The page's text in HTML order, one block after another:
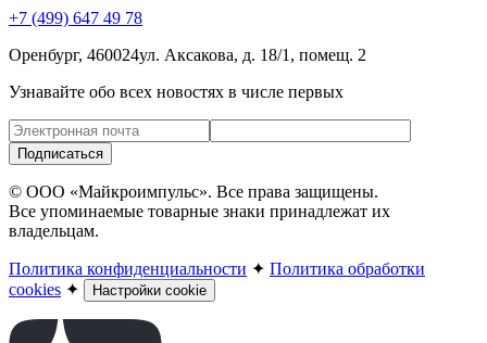
+7 (499) 647 49 78
Оренбург, 460024ул. Аксакова, д. 18/1, помещ. 2
Узнавайте обо всех новостях в числе первых
Подписаться
© ООО «Майкроимпульс». Все права защищены.
Все упоминаемые товарные знаки принадлежат их
владельцам.
Политика конфиденциальности ✦ Политика обработки
cookies ✦ Настройки cookie